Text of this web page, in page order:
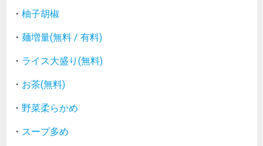
・ 柚子胡椒
・ 麺増量(無料 / 有料)
・ ライス大盛り(無料)
・ お茶(無料)
・ 野菜柔らかめ
・ スープ多め